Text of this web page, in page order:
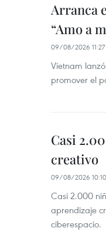
Arranca
“Amo a
09/08/2026 11:27
Vietnam
promover el
Casi
creativo
09/08/2026 10:10
Casi 2.000
aprendizaje
ciberespacio.